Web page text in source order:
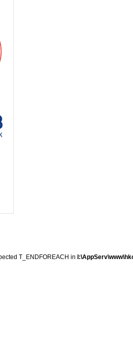
T_ENDFOREACH in